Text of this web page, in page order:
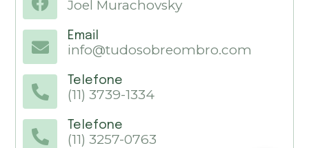
Joel Murachovsky
Email
info@tudosobreombro.com
Telefone
(11) 3739-1334
Telefone
(11) 3257-0763